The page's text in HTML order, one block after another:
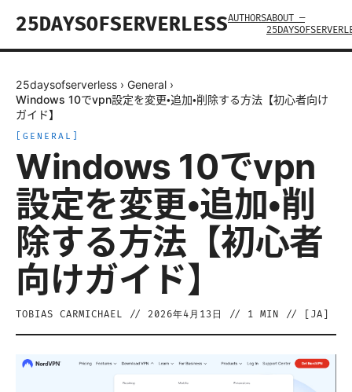
25DAYSOFSERVERLESSAUTHORSABOUT —
25daysofserverless › General ›
Windows 10でvpn設定を変更・追加・削除する方法【初心者向け
ガイド】
GENERAL
Windows 10でvpn
設定を変更・追加・削
除する方法【初心者
向けガイド】
TOBIAS CARMICHAEL // 2026年4月13日 // 1 MIN // [ JA